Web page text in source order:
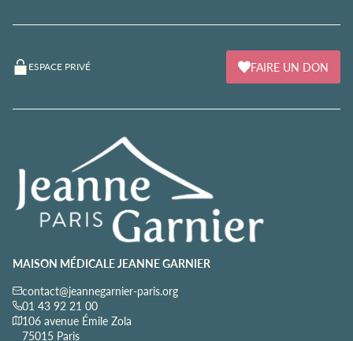
ESPACE PRIVÉ FAIRE UN DON
MAISON MÉDICALE JEANNE GARNIER
contact@jeannegarnier-paris.org
01 43 92 21 00
106 avenue Émile Zola
75015 Paris